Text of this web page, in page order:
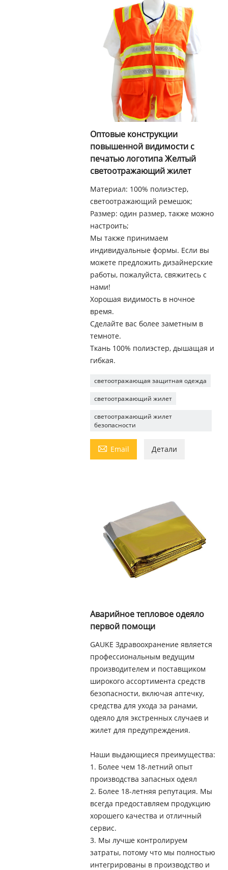
Оптовые конструкции
повышенной видимости с
печатью логотипа Желтый
светоотражающий жилет
Материал: 100% полиэстер,
светоотражающий ремешок;
Размер: один размер, также можно
настроить;
Мы также принимаем
индивидуальные формы. Если вы
можете предложить дизайнерские
работы, пожалуйста, свяжитесь с
нами!
Хорошая видимость в ночное
время.
Сделайте вас более заметным в
темноте.
Ткань 100% полиэстер, дышащая и
гибкая.
светоотражающая защитная одежда
светоотражающий жилет
светоотражающий жилет
безопасности
 Email Детали
Аварийное тепловое одеяло
первой помощи
GAUKE Здравоохранение является
профессиональным ведущим
производителем и поставщиком
широкого ассортимента средств
безопасности, включая аптечку,
средства для ухода за ранами,
одеяло для экстренных случаев и
жилет для предупреждения.
Наши выдающиеся преимущества:
1. Более чем 18-летний опыт
производства запасных одеял
2. Более 18-летняя репутация. Мы
всегда предоставляем продукцию
хорошего качества и отличный
сервис.
3. Мы лучше контролируем
затраты, потому что мы полностью
интегрированы в производство и